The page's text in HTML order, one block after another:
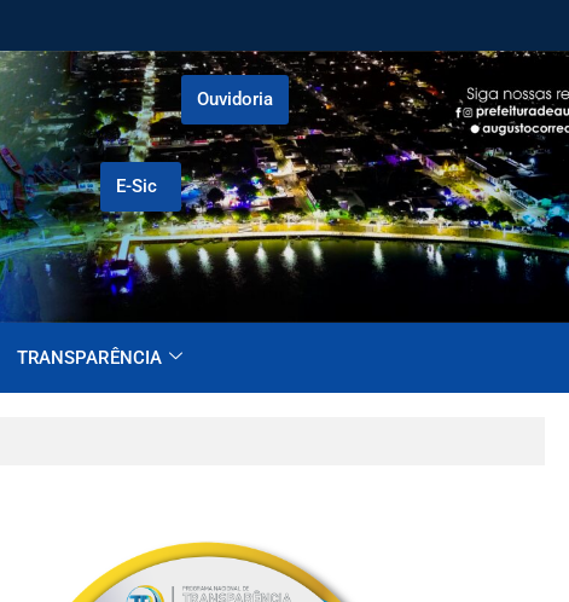
E-Sic
Ouvidoria
TRANSPARÊNCIA